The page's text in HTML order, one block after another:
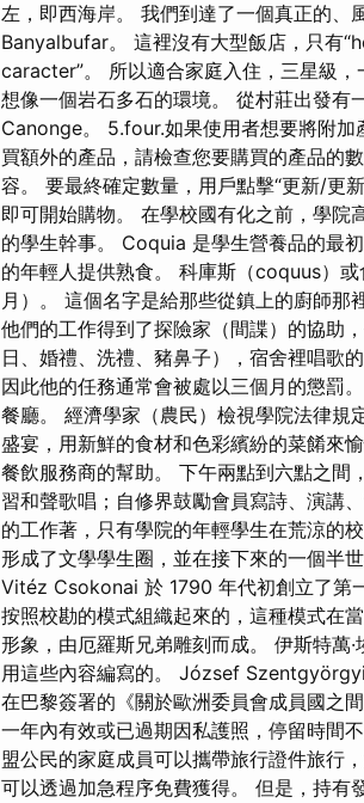
左，即西海岸。 我們到達了一個真正的、
Banyalbufar。 這裡沒有大型飯店，只有
caracter”。 所以適合家庭入住，三星級
想像一個岩石多石的環境。 從村莊出發
Canonge。 5.four.如果使用者想要將附
買額外的產品，請檢查您要購買的產品的
容。 要最終確定數量，用戶點擊“更新/更
即可開始購物。 在學校國有化之前，學院
的學生幹事。 Coquia 是學生營養品的最
的年輕人提供熟食。 科庫斯（coquus）
月）。 這個名字是給那些從鎮上的廚師那
他們的工作得到了探險家（間諜）的協助
日、婚禮、洗禮、豬鼻子），宿舍裡唱歌
因此他的任務通常會被處以三個月的懲罰
餐廳。 經濟學家（農民）檢視學院法律規
盛宴，用新鮮的食材和色彩繽紛的菜餚來
餐飲服務商的幫助。 下午兩點到六點之間
習和聲歌唱；自修界鼓勵會員寫詩、演講
的工作著，只有學院的年輕學生在荒涼的
形成了文學學生圈，並在接下來的一個半
Vitéz Csokonai 於 1790 年代初創立了第
按照校勘的模式組織起來的，這種模式在
形象，由厄羅斯兄弟雕刻而成。 伊斯特
用這些內容編寫的。 József
在巴黎簽署的《關於歐洲委員會成員國之
一年內有效或已過期因私護照，停留時間
盟公民的家庭成員可以攜帶旅行證件旅行
可以透過加急程序免費獲得。 但是，持有